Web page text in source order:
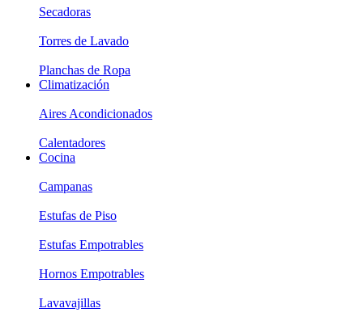
Secadoras
Torres de Lavado
Planchas de Ropa
Climatización
Aires Acondicionados
Calentadores
Cocina
Campanas
Estufas de Piso
Estufas Empotrables
Hornos Empotrables
Lavavajillas